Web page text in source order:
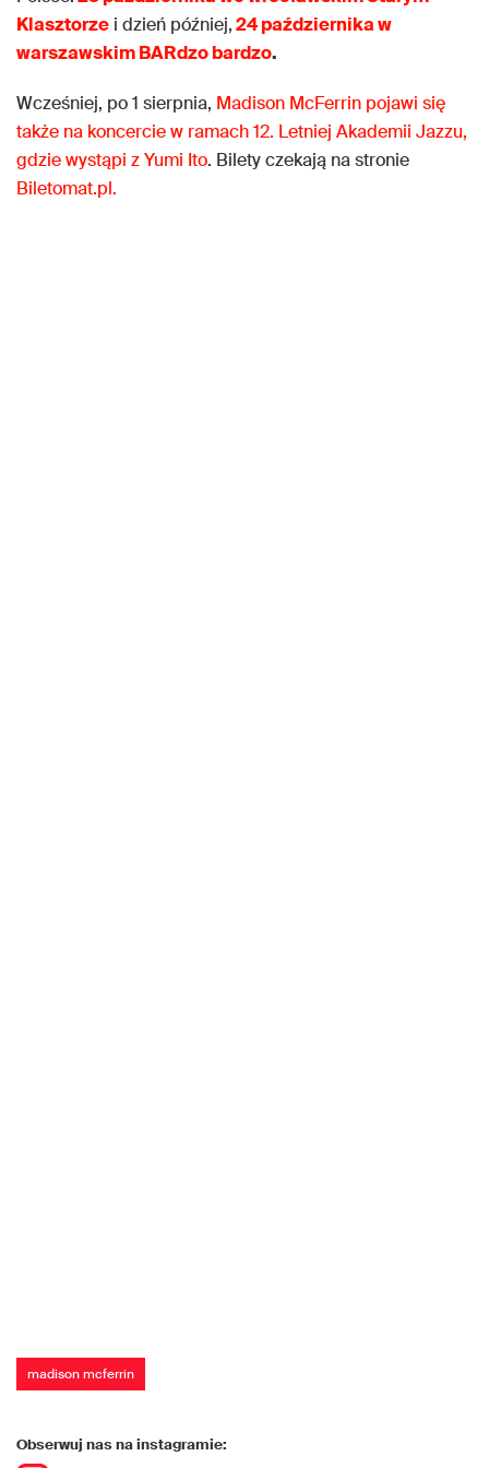
Klasztorze i dzień później,24 października w
warszawskim BARdzo bardzo.
Wcześniej, po 1 sierpnia, Madison McFerrin pojawi się
także na koncercie w ramach 12. Letniej Akademii Jazzu,
gdzie wystąpi z Yumi Ito. Bilety czekają na stronie
Biletomat.pl.
madison mcferrin
Obserwuj nas na instagramie: